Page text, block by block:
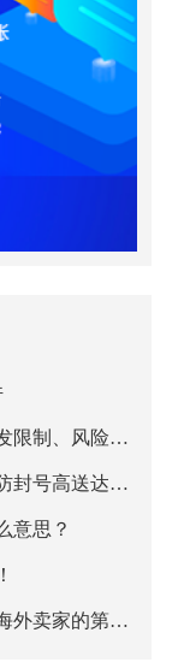
2025最新WhatsApp群发使用指南：群发限制、风险与安全方案解析
2025年最新WhatsApp群发工具推荐，防封号高送达率方案
意思？
外贸最新数据来了！WhatsApp依旧是海外卖家的第一阵地